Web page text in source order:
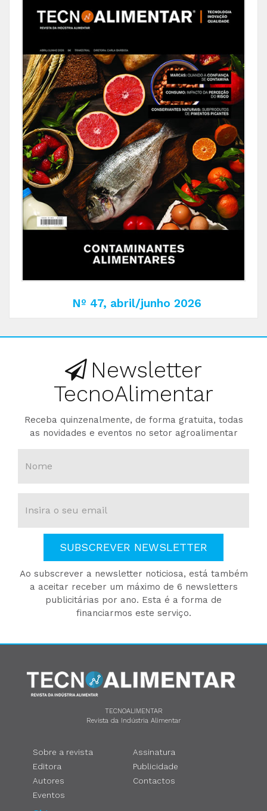
Nº 47, abril/junho 2026
Newsletter
TecnoAlimentar
Receba quinzenalmente, de forma gratuita, todas
as novidades e eventos no setor agroalimentar
SUBSCREVER NEWSLETTER
Ao subscrever a newsletter noticiosa, está também
a aceitar receber um máximo de 6 newsletters
publicitárias por ano. Esta é a forma de
financiarmos este serviço.
TECNOALIMENTAR
Revista da Indústria Alimentar
Sobre a revista
Editora
Autores
Eventos
Assinatura
Publicidade
Contactos